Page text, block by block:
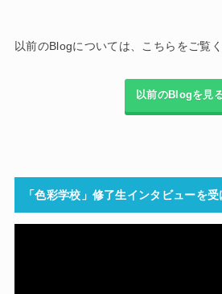
以前のBlogについては、こちらをご覧く
以前のBlogを見
「色彩学校」修了生インタビューを受